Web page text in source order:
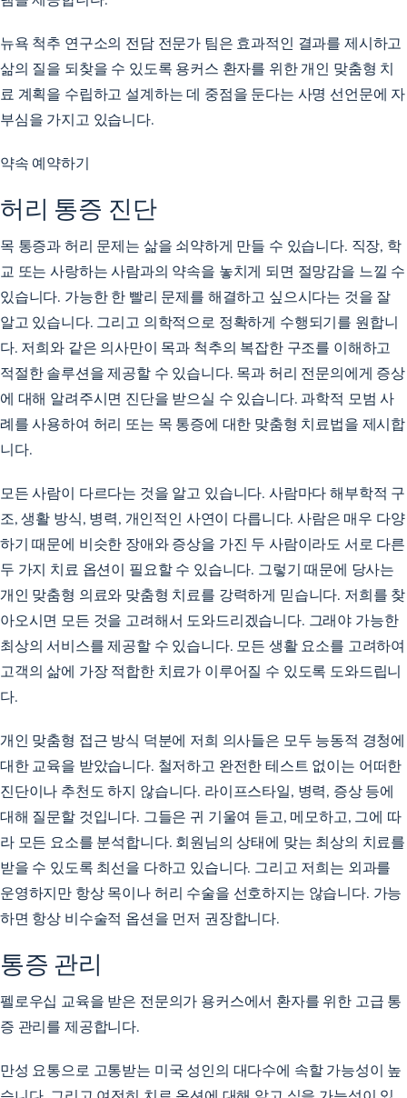
뉴욕 척추 연구소의 전담 전문가 팀은 효과적인 결과를 제시하고
삶의 질을 되찾을 수 있도록 용커스 환자를 위한 개인 맞춤형 치
료 계획을 수립하고 설계하는 데 중점을 둔다는 사명 선언문에 자
부심을 가지고 있습니다.
약속 예약하기
허리 통증 진단
목 통증과 허리 문제는 삶을 쇠약하게 만들 수 있습니다. 직장, 학
교 또는 사랑하는 사람과의 약속을 놓치게 되면 절망감을 느낄 수
있습니다. 가능한 한 빨리 문제를 해결하고 싶으시다는 것을 잘
알고 있습니다. 그리고 의학적으로 정확하게 수행되기를 원합니
다. 저희와 같은 의사만이 목과 척추의 복잡한 구조를 이해하고
적절한 솔루션을 제공할 수 있습니다. 목과 허리 전문의에게 증상
에 대해 알려주시면 진단을 받으실 수 있습니다. 과학적 모범 사
례를 사용하여 허리 또는 목 통증에 대한 맞춤형 치료법을 제시합
니다.
모든 사람이 다르다는 것을 알고 있습니다. 사람마다 해부학적 구
조, 생활 방식, 병력, 개인적인 사연이 다릅니다. 사람은 매우 다양
하기 때문에 비슷한 장애와 증상을 가진 두 사람이라도 서로 다른
두 가지 치료 옵션이 필요할 수 있습니다. 그렇기 때문에 당사는
개인 맞춤형 의료와 맞춤형 치료를 강력하게 믿습니다. 저희를 찾
아오시면 모든 것을 고려해서 도와드리겠습니다. 그래야 가능한
최상의 서비스를 제공할 수 있습니다. 모든 생활 요소를 고려하여
고객의 삶에 가장 적합한 치료가 이루어질 수 있도록 도와드립니
다.
개인 맞춤형 접근 방식 덕분에 저희 의사들은 모두 능동적 경청에
대한 교육을 받았습니다. 철저하고 완전한 테스트 없이는 어떠한
진단이나 추천도 하지 않습니다. 라이프스타일, 병력, 증상 등에
대해 질문할 것입니다. 그들은 귀 기울여 듣고, 메모하고, 그에 따
라 모든 요소를 분석합니다. 회원님의 상태에 맞는 최상의 치료를
받을 수 있도록 최선을 다하고 있습니다. 그리고 저희는 외과를
운영하지만 항상 목이나 허리 수술을 선호하지는 않습니다. 가능
하면 항상 비수술적 옵션을 먼저 권장합니다.
통증 관리
펠로우십 교육을 받은 전문의가 용커스에서 환자를 위한 고급 통
증 관리를 제공합니다.
만성 요통으로 고통받는 미국 성인의 대다수에 속할 가능성이 높